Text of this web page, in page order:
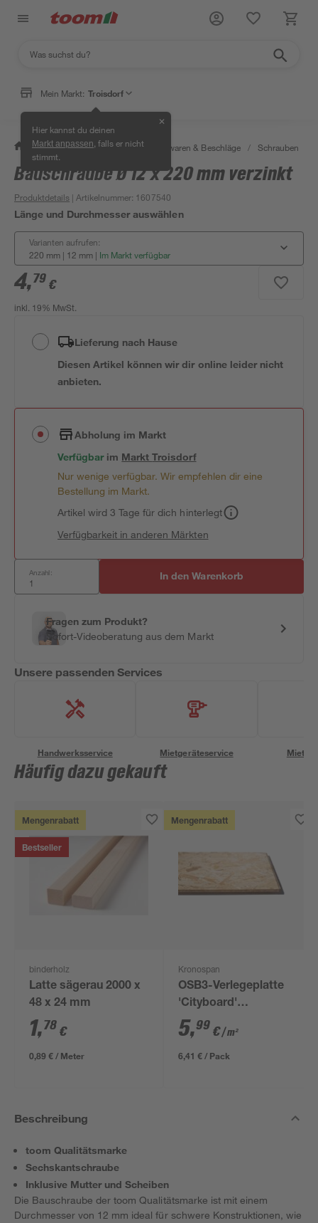
Mein Markt: Troisdorf
Hier kannst du deinen
Markt anpassen , falls er nicht
stimmt.
✕
/ Werkstatt & Maschinen / Eisenwaren & Beschläge / Schrauben
Bauschraube Ø 12 x 220 mm verzinkt
Produktdetails | Artikelnummer: 1607540
Länge und Durchmesser auswählen
Varianten aufrufen:
220 mm | 12 mm | Im Markt verfügbar
4,79 €
inkl. 19% MwSt.
Lieferung nach Hause
Diesen Artikel können wir dir online leider nicht
anbieten.
Abholung im Markt
Verfügbar im MarktTroisdorf
Nur wenige verfügbar. Wir empfehlen dir eine
Bestellung im Markt.
Artikel wird 3 Tage für dich hinterlegt
Verfügbarkeit in anderen Märkten
Anzahl: In den Warenkorb
Fragen zum Produkt?
Sofort-Videoberatung aus dem Markt
Unsere passenden Services
Handwerksservice Mietgeräteservice
Häufig dazu gekauft
Mengenrabatt
Bestseller
binderholz
Latte sägerau 2000 x
48 x 24 mm
1,78 €
0,89 € / Meter
Mengenrabatt
Kronospan
OSB3-Verlegeplatte
'Cityboard'
ungeschliffen 1690 x
634 x 12 mm
5,99 €/ m²
6,41 € / Pack
Beschreibung
toom Qualitätsmarke
Sechskantschraube
Inklusive Mutter und Scheiben
Die Bauschraube der toom Qualitätsmarke ist mit einem
Durchmesser von 12 mm ideal für schwere Konstruktionen, wie